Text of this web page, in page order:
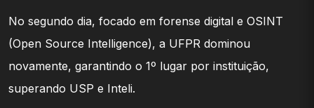
No segundo dia, focado em forense digital e OSINT
(Open Source Intelligence), a UFPR dominou
novamente, garantindo o 1º lugar por instituição,
superando USP e Inteli.